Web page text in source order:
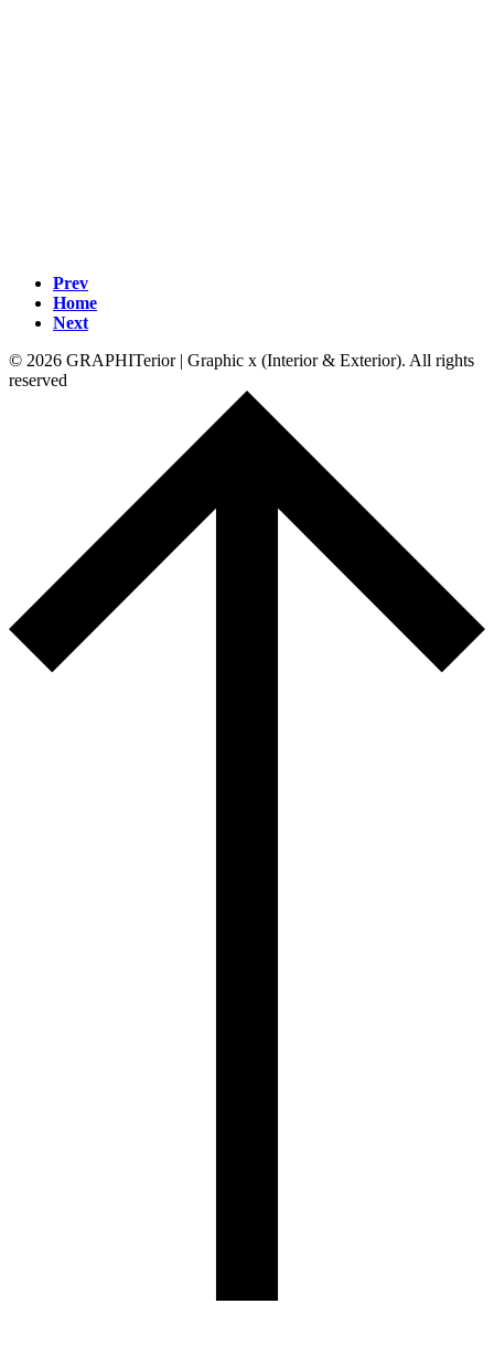
Prev
Home
Next
© 2026 GRAPHITerior | Graphic x (Interior & Exterior). All rights
reserved